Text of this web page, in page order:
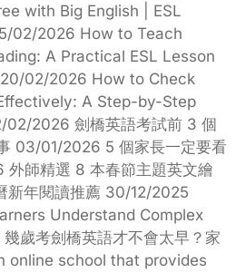
with Big English | ESL
02/2026 How to Teach
A Practical ESL Lesson
02/2026 How to Check
A Step-by-Step
2026 劍橋英語考試前 3 個
03/01/2026 5 個家長一定要看
師精選 8 本春節主題英文繪
新年閱讀推薦 30/12/2025
Understand Complex
歲考劍橋英語才不會太早？家
online school that provides